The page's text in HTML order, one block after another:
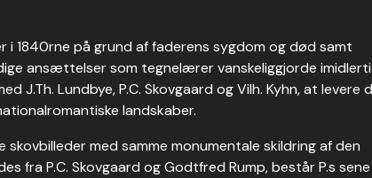
i 1840rne på grund af faderens sygdom og død samt
ansættelser som tegnelærer vanskeliggjorde
J.Th. Lundbye, P.C. Skovgaard og Vilh. Kyhn, at levere
landskaber.
med samme monumentale skildring af den
fra P.C. Skovgaard og Godtfred Rump, består P.s sene